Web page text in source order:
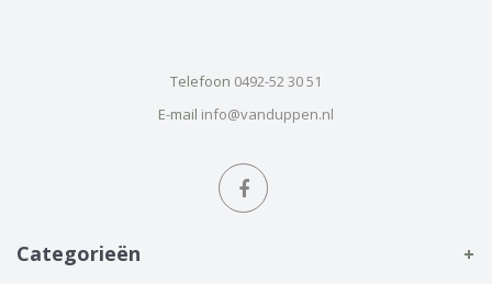
Telefoon 0492-52 30 51
E-mail info@vanduppen.nl
Categorieën